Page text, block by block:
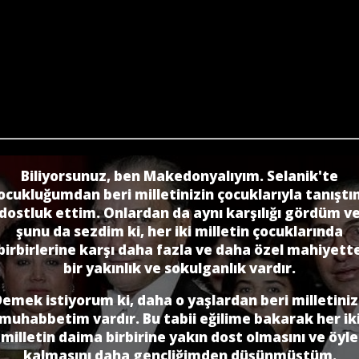
Biliyorsunuz, ben Makedonyalıyım. Selanik'te
beri milletinizin çocuklarıyla
ettim. Onlardan da aynı karşılığı gördüm
şunu da sezdim ki, her iki milletin çocuklarında
karşı daha fazla ve daha özel
bir yakınlık ve sokulganlık vardır.
istiyorum ki, daha o yaşlardan beri
vardır. Bu tabii eğilime bakarak her
milletin daima birbirine yakın dost olmasını ve öyle